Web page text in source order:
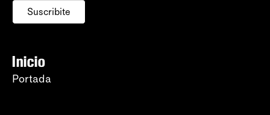
Suscribite
Inicio
Portada